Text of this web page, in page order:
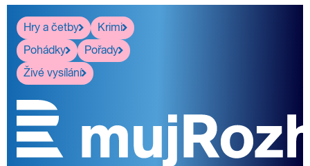
Hry a četby
Krimi
Pohádky
Pořady
Živé vysílání